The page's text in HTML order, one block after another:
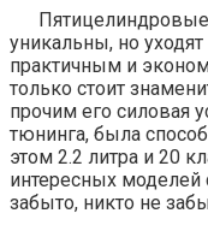
Пятицелиндровые
уникальны, но
практичным и
только стоит
прочим его силовая
тюнинга, была
этом 2.2 литра и 20
интересных
забыто, никто не